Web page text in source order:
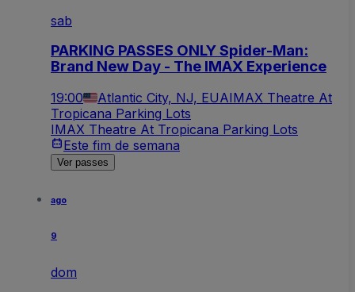
sab
PARKING PASSES ONLY Spider-Man:
Brand New Day - The IMAX Experience
19:00 Atlantic City, NJ, EUAIMAX Theatre At
Tropicana Parking Lots
IMAX Theatre At Tropicana Parking Lots
Este fim de semana
Ver passes
ago
9
dom